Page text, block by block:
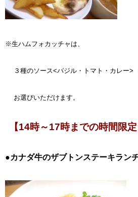
※生ハムフォカッチャは、
３種のソース<バジル・トマト・カレー>
お選びいただけます。
【14時～17時までの時間限定
●カナダ牛のザブトンステーキラン